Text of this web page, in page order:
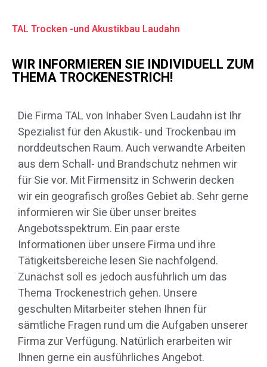
TAL Trocken -und Akustikbau Laudahn
WIR INFORMIEREN SIE INDIVIDUELL ZUM
THEMA TROCKENESTRICH!
Die Firma TAL von Inhaber Sven Laudahn ist Ihr
Spezialist für den Akustik- und Trockenbau im
norddeutschen Raum. Auch verwandte Arbeiten
aus dem Schall- und Brandschutz nehmen wir
für Sie vor. Mit Firmensitz in Schwerin decken
wir ein geografisch großes Gebiet ab. Sehr gerne
informieren wir Sie über unser breites
Angebotsspektrum. Ein paar erste
Informationen über unsere Firma und ihre
Tätigkeitsbereiche lesen Sie nachfolgend.
Zunächst soll es jedoch ausführlich um das
Thema Trockenestrich gehen. Unsere
geschulten Mitarbeiter stehen Ihnen für
sämtliche Fragen rund um die Aufgaben unserer
Firma zur Verfügung. Natürlich erarbeiten wir
Ihnen gerne ein ausführliches Angebot.